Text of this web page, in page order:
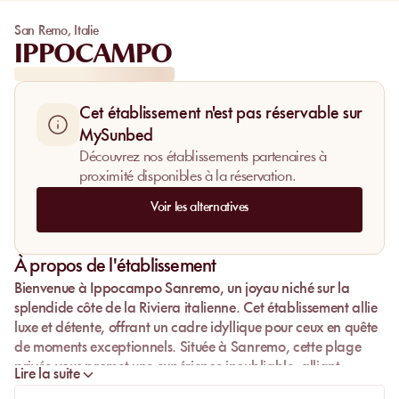
San Remo, Italie
IPPOCAMPO
Cet établissement n'est pas réservable sur
MySunbed
Découvrez nos établissements partenaires à
proximité disponibles à la réservation.
Voir les alternatives
À propos de l'établissement
Bienvenue à Ippocampo Sanremo, un joyau niché sur la
splendide côte de la Riviera italienne. Cet établissement allie
luxe et détente, offrant un cadre idyllique pour ceux en quête
de moments exceptionnels. Située à Sanremo, cette plage
privée vous promet une expérience inoubliable, alliant
confort, gastronomie et vues à couper le souffle.
Lire la suite